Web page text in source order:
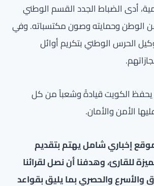
أدى الضباط الجدد القسم الوطني
الوطن وحمايته وصون مكتسباته. وفي
الحرس الوطني بتكريم أوائل
يحفظ الكويت قيادةً وشعباً من كل
الأمن والأمان.
إخباري شامل يهتم بتقديم
للقارئ، وهدفنا أن نصل لقرائنا
والأسرع والحصري بما يليق بقواعد